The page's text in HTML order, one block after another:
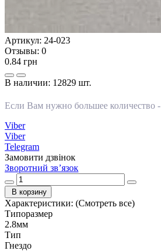
Артикул: 24-023
Отзывы: 0
0.84 грн
В наличии: 12829 шт.
Если Вам нужно большее количество -
Viber
Viber
Telegram
Замовити дзвінок
Зворотний зв’язок
В корзину
Характеристики: (Смотреть все)
Типоразмер
2.8мм
Тип
Гнездо